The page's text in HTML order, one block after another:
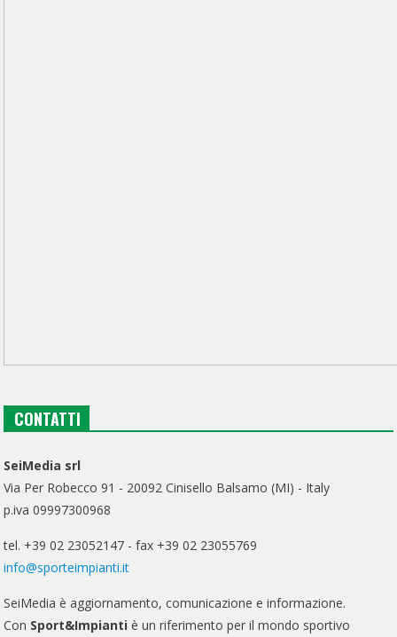
CONTATTI
SeiMedia srl
Via Per Robecco 91 - 20092 Cinisello Balsamo (MI) - Italy
p.iva 09997300968
tel. +39 02 23052147 - fax +39 02 23055769
info@sporteimpianti.it
SeiMedia è aggiornamento, comunicazione e informazione.
Con Sport&Impianti è un riferimento per il mondo sportivo